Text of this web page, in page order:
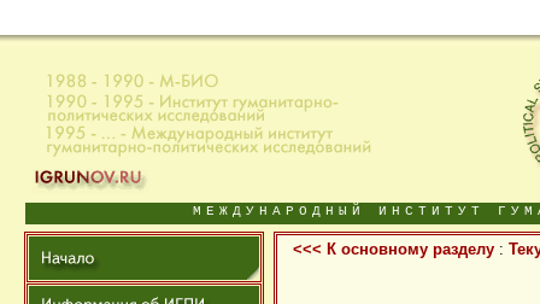
МЕЖДУНАРОДНЫЙ ИНСТИТУТ
<<< К основному разделу: